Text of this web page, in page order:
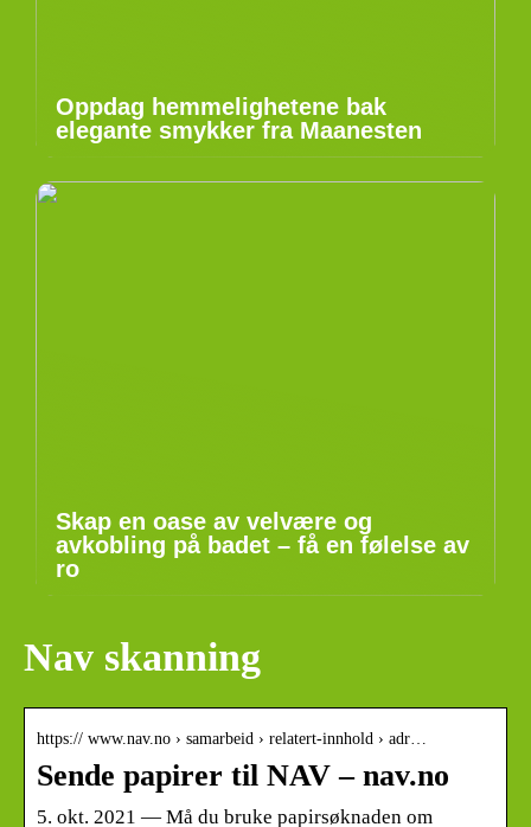
Oppdag hemmelighetene bak
elegante smykker fra Maanesten
Skap en oase av velvære og
avkobling på badet – få en følelse av
ro
Nav skanning
https:// www.nav.no › samarbeid › relatert-innhold › adr…
Sende papirer til NAV – nav.no
5. okt. 2021 — Må du bruke papirsøknaden om